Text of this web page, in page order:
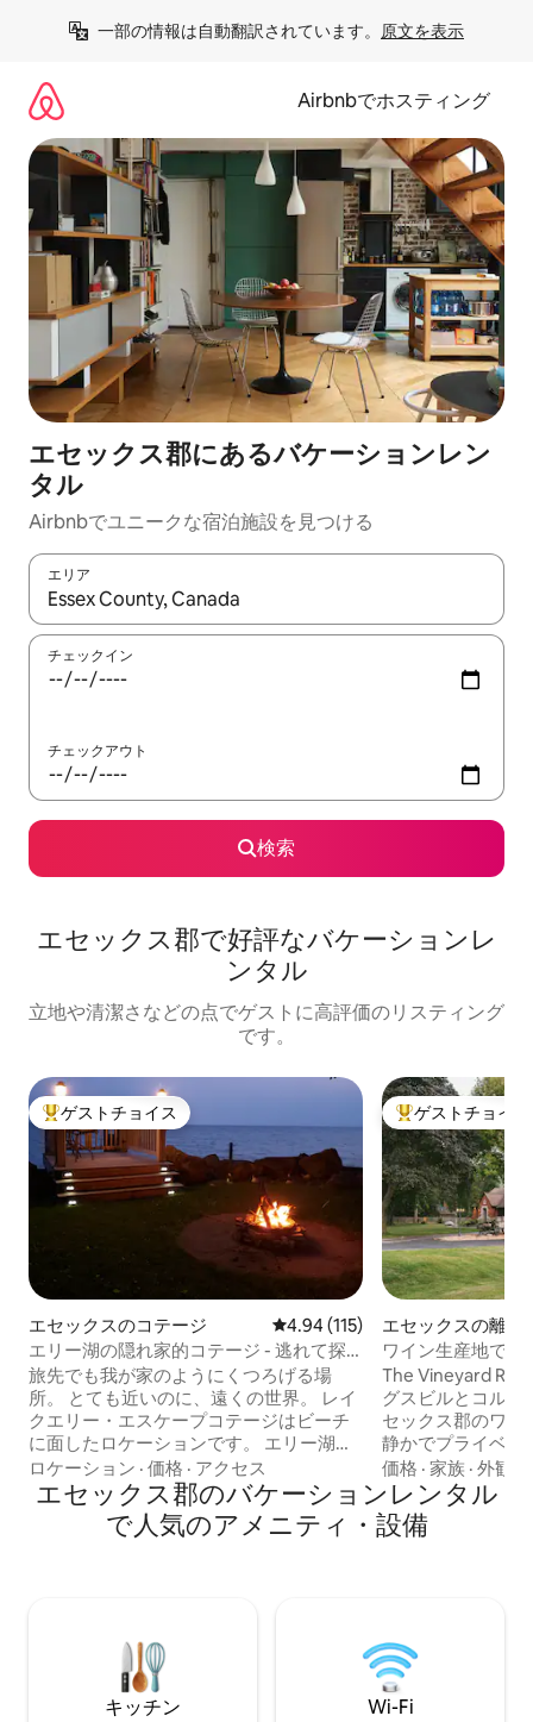
一部の情報は自動翻訳されています。 原文を表示
Airbnbでホスティング
エセックス郡にあるバケーションレン
タル
Airbnbでユニークな宿泊施設を見つける
エリア
検索結果が表示されたら、上下の矢印キーを使って移動するか
チェックイン
チェックアウト
検索
エセックス郡で好評なバケーションレ
ンタル
立地や清潔さなどの点でゲストに高評価のリスティング
です。
大好評のゲストチョイスです。
ゲストチョイス
エセックスのコテージ レビュー115件、5つ星中4.94つ
4.94 (115)
エリー湖の隠れ家的コテージ - 逃れて探
索しよう
旅先でも我が家のようにくつろげる場
所。 とても近いのに、遠くの世界。 レイ
クエリー・エスケープコテージはビーチ
に面したロケーションです。 エリー湖を
見渡せる窓がたくさんある、明るく風通
しの良いお部屋です。 クイーンサイズの
マットレスを備えた寝室2室と、ダブルサ
イズのソファベッドがあり、6名様がご宿
ています。 LEE Cottageは、エセックス
郡とエリー湖の4つの季節をすべてお楽し
みいただける場所です。
ロケーション · 価格 · アクセス
大好評のゲスト
ゲストチョイス
エセックスの離れ
ワイン生産地でリ
ジャグジー、焚き
The Vineyard
グスビルとコルチ
セックス郡のワイ
静かでプライベー
わりのデザインが
ウスは、プライベ
雰囲気を醸し出し
口、ホットタブ、
樹園、市場が近く
スして元気を取り
りを感じるのに最
価格 ·家族 ·外観
エセックス郡のバケーションレンタル
で人気のアメニティ・設備
キッチン Wi-Fi